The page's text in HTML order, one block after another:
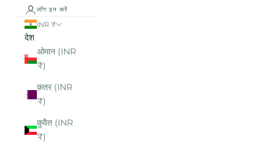
लॉग इन करें
INR ₹
देश
ओमान (INR
₹)
क़तर (INR
₹)
कुवैत (INR
₹)